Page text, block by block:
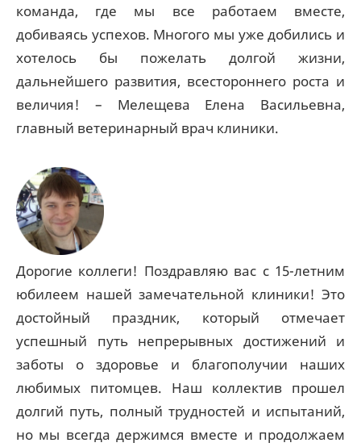
команда, где мы все работаем вместе,
добиваясь успехов. Многого мы уже добились и
хотелось бы пожелать долгой жизни,
дальнейшего развития, всестороннего роста и
величия! – Мелещева Елена Васильевна,
главный ветеринарный врач клиники.
Дорогие коллеги! Поздравляю вас с 15-летним
юбилеем нашей замечательной клиники! Это
достойный праздник, который отмечает
успешный путь непрерывных достижений и
заботы о здоровье и благополучии наших
любимых питомцев. Наш коллектив прошел
долгий путь, полный трудностей и испытаний,
но мы всегда держимся вместе и продолжаем